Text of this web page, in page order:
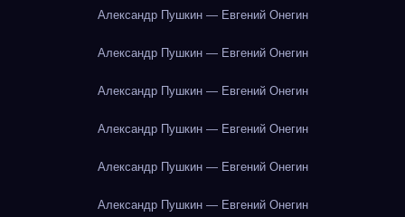
Александр Пушкин — Евгений Онегин
Александр Пушкин — Евгений Онегин
Александр Пушкин — Евгений Онегин
Александр Пушкин — Евгений Онегин
Александр Пушкин — Евгений Онегин
Александр Пушкин — Евгений Онегин